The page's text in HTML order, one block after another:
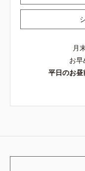
月
お早
平日のお